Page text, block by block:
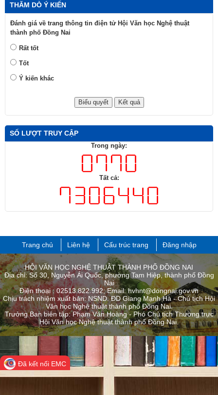
THĂM DÒ Ý KIẾN
Đánh giá về trang thông tin điện tử Hội Văn học Nghệ thuật
thành phố Đồng Nai
Rất tốt
Tốt
Ý kiến khác
SỐ LƯỢT TRUY CẬP
Trong ngày:
Tất cả:
Trang chủ Liên hệ Cấu trúc trang Đăng nhập
HỘI VĂN HỌC NGHỆ THUẬT THÀNH PHỐ ĐỒNG NAI
Địa chỉ: Số 30, Nguyễn Ái Quốc, phường Tam Hiệp, thành phố Đồng
Nai
Điện thoại : 02513.822.992; Email: hvhnt@dongnai.gov.vn
Chịu trách nhiệm xuất bản: NSND. ĐD Giang Mạnh Hà - Chủ tịch Hội
Văn học Nghệ thuật thành phố Đồng Nai.
Trưởng Ban biên tập: Phạm Văn Hoàng - Phó Chủ tịch Thường trực
Hội Văn học Nghệ thuật thành phố ​Đồng Nai.
Đã kết nối EMC